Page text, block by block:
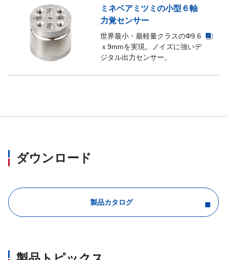
ミネベアミツミの小型６軸
力覚センサー
世界最小・最軽量クラスのΦ9.6
ｘ9mmを実現。ノイズに強いデ
ジタル出力センサー。
ダウンロード
製品カタログ